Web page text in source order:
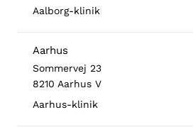
Aalborg-klinik
Aarhus
Sommervej 23
8210 Aarhus V
Aarhus-klinik